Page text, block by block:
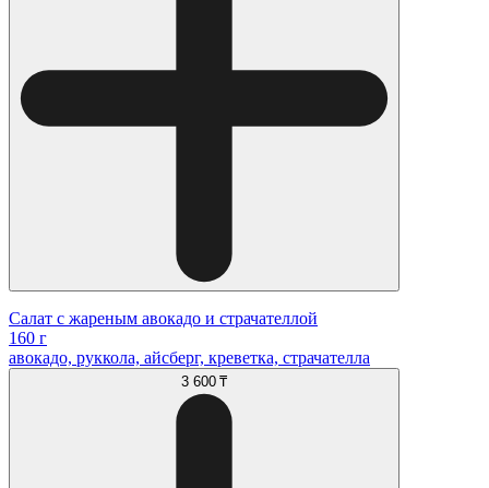
Салат с жареным авокадо и страчателлой
160 г
авокадо, руккола, айсберг, креветка, страчателла
3 600 ₸